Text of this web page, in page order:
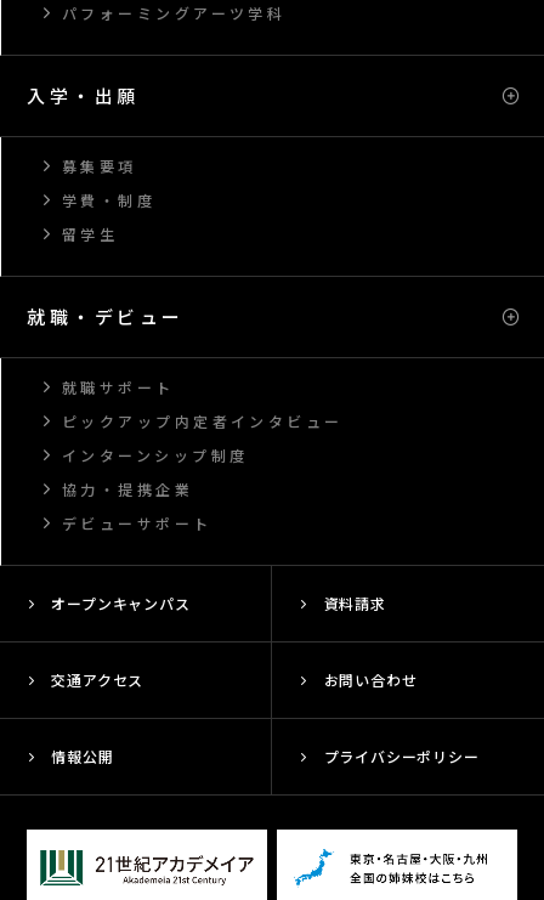
パフォーミングアーツ学科
入学・出願
募集要項
学費・制度
留学生
就職・デビュー
就職サポート
ピックアップ内定者インタビュー
インターンシップ制度
協力・提携企業
デビューサポート
オープンキャンパス 資料請求
交通アクセス お問い合わせ
情報公開 プライバシーポリシー